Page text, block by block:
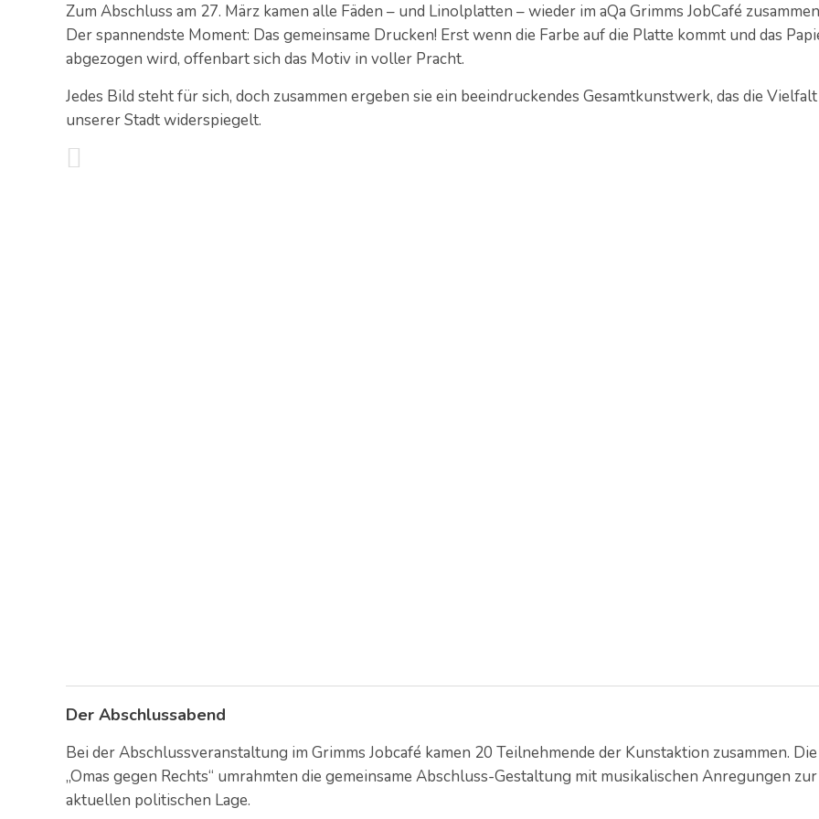
Zum Abschluss am 27. März kamen alle Fäden – und Linolplatten – wieder im aQa Grimms JobCafé
Der spannendste Moment: Das gemeinsame Drucken! Erst wenn die Farbe auf die Platte kommt und das
abgezogen wird, offenbart sich das Motiv in voller Pracht.
Jedes Bild steht für sich, doch zusammen ergeben sie ein beeindruckendes Gesamtkunstwerk, das die Vielfalt
unserer Stadt widerspiegelt.
Der Abschlussabend
Bei der Abschlussveranstaltung im Grimms Jobcafé kamen 20 Teilnehmende der Kunstaktion zusammen. Die
„Omas gegen Rechts“ umrahmten die gemeinsame Abschluss-Gestaltung mit musikalischen Anregungen zur
aktuellen politischen Lage.